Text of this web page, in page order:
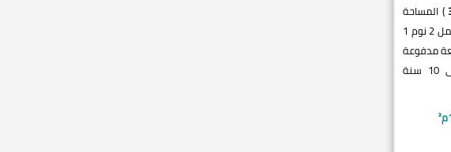
) المساحة
بحري و غربي تطل على حديقة كبيرة تشمل 2 نوم 1
مدفوعة
بإشتراك النادي إستلام فوري للبيع تقسيط على 10 سنة
م²